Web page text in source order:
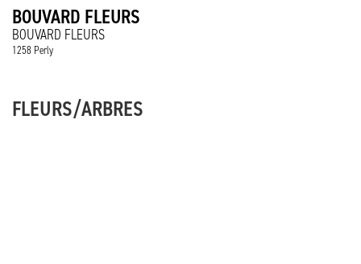
BOUVARD FLEURS
BOUVARD FLEURS
1258 Perly
FLEURS/ARBRES